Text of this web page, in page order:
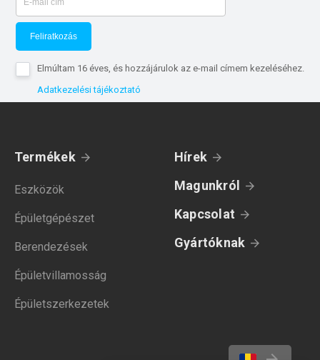
Feliratkozás
Elmúltam 16 éves, és hozzájárulok az e-mail címem kezeléséhez.
Adatkezelési tájékoztató
Termékek
Eszközök
Épületgépészet
Berendezések
Épületvillamosság
Épületszerkezetek
Hírek
Magunkról
Kapcsolat
Gyártóknak